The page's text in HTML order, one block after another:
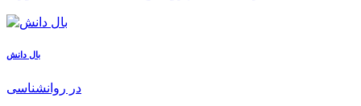
بال دانش
در روانشناسی